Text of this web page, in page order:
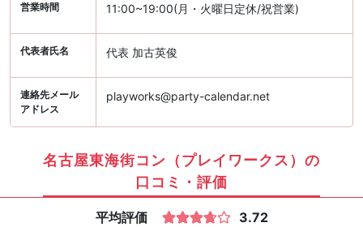
営業時間 11:00~19:00(月・火曜日定休/祝営業)
代表者氏名 代表 加古英俊
連絡先メール
アドレス
playworks@party-calendar.net
名古屋東海街コン（プレイワークス）の
口コミ・評価
平均評価 3.72